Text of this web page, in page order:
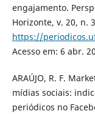
engajamento.
Horizonte, v. 20, n.
https://
Acesso em: 6 abr.
ARAÚJO, R. F.
mídias sociais:
periódicos no